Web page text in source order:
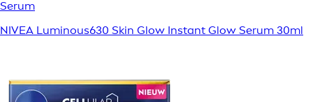
Serum
NIVEA Luminous630 Skin Glow Instant Glow Serum 30ml